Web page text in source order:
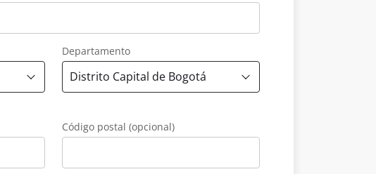
Departamento
Código postal (opcional)